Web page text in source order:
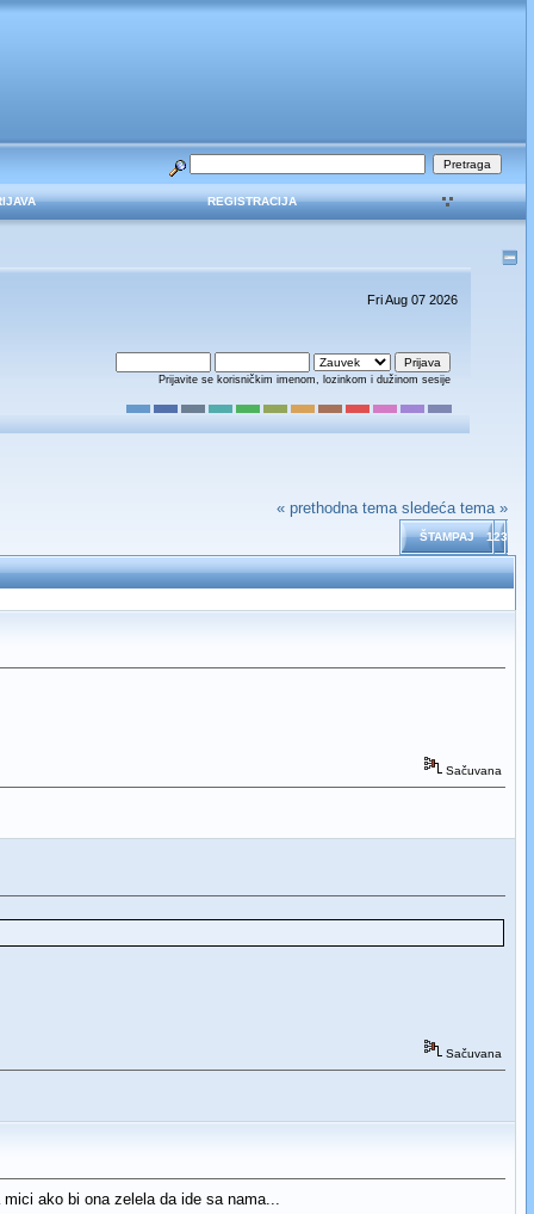
REGISTRACIJA
Fri Aug 07 2026
Prijavite se korisničkim imenom, lozinkom i dužinom sesije
« prethodna tema sledeća tema »
ŠTAMPAJ 123
Sačuvana
Sačuvana
ako bi ona zelela da ide sa nama...